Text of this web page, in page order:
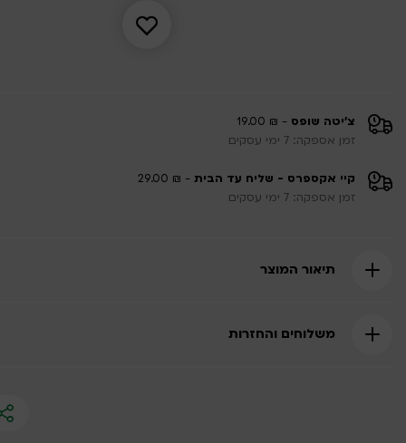
צ'יטה שופס - ₪ 19.00
זמן אספקה: 7 ימי עסקים
קיי אקספרס - שליח עד הבית - ₪ 29.00
זמן אספקה: 7 ימי עסקים
תיאור המוצר
משלוחים והחזרות